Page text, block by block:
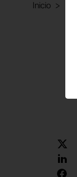
Inicio